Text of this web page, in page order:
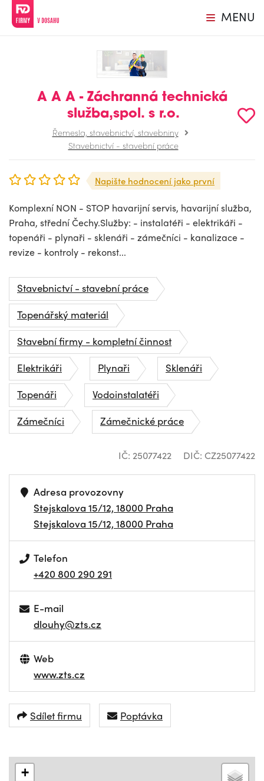
MENU
A A A - Záchranná technická
služba,spol. s r.o.
Řemesla, stavebnictví, stavebniny
Stavebnictví - stavební práce
Napište hodnocení jako první
Komplexní NON - STOP havarijní servis, havarijní služba,
Praha, střední Čechy.Služby: - instalatéři - elektrikáři -
topenáři - plynaři - sklenáři - zámečníci - kanalizace -
revize - kontroly - rekonst...
Stavebnictví - stavební práce
Topenářský materiál
Stavební firmy - kompletní činnost
Elektrikáři
Plynaři
Sklenáři
Topenáři
Vodoinstalatéři
Zámečníci
Zámečnické práce
IČ: 25077422 DIČ: CZ25077422
Adresa provozovny
Stejskalova 15/12, 18000 Praha
Stejskalova 15/12, 18000 Praha
Telefon
+420 800 290 291
E-mail
dlouhy@zts.cz
Web
www.zts.cz
Sdílet firmu Poptávka
+